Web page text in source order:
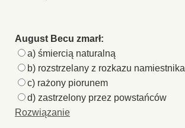
August Becu zmarł:
a) śmiercią naturalną
b) rozstrzelany z rozkazu namiestnika
c) rażony piorunem
d) zastrzelony przez powstańców
Rozwiązanie